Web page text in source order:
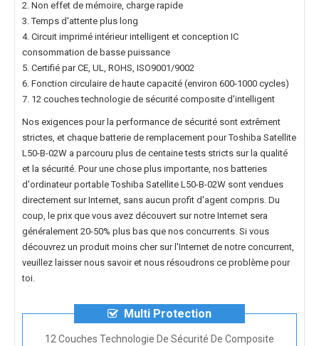
2. Non effet de mémoire, charge rapide
3. Temps d'attente plus long
4. Circuit imprimé intérieur intelligent et conception IC
consommation de basse puissance
5. Certifié par CE, UL, ROHS, ISO9001/9002
6. Fonction circulaire de haute capacité (environ 600-1000 cycles)
7. 12 couches technologie de sécurité composite d'intelligent
Nos exigences pour la performance de sécurité sont extrêment
strictes, et chaque batterie de remplacement pour Toshiba Satellite
L50-B-02W a parcouru plus de centaine tests stricts sur la qualité
et la sécurité. Pour une chose plus importante, nos batteries
d'ordinateur portable Toshiba Satellite L50-B-02W sont vendues
directement sur Internet, sans aucun profit d'agent compris. Du
coup, le prix que vous avez découvert sur notre Internet sera
généralement 20-50% plus bas que nos concurrents. Si vous
découvrez un produit moins cher sur l'Internet de notre concurrent,
veuillez laisser nous savoir et nous résoudrons ce problème pour
toi.
Multi Protection
12 Couches Technologie De Sécurité De Composite